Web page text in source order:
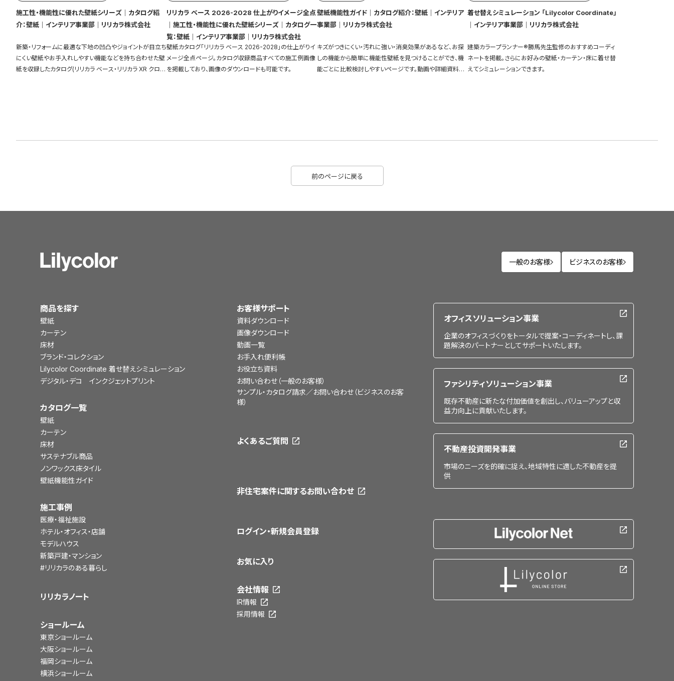
施工性・機能性に優れた壁紙シリーズ｜カタログ紹
介：壁紙｜インテリア事業部｜リリカラ株式会社
新築・リフォームに最適な下地の凹凸やジョイントが目立ち
にくい壁紙やお手入れしやすい機能などを持ち合わせた壁
紙を収録したカタログ(リリカラ ベース・リリカラ XR クロ
リリカラ ベース 2026-2028 仕上がりイメージ全点
｜施工性・機能性に優れた壁紙シリーズ｜カタログ一
覧：壁紙｜インテリア事業部｜リリカラ株式会社
壁紙カタログ「リリカラ ベース 2026-2028」の仕上がりイ
メージ全点ページ。カタログ収録商品すべての施工例画像
を掲載しており、画像のダウンロードも可能です。
壁紙機能性ガイド｜カタログ紹介：壁紙｜インテリア
事業部｜リリカラ株式会社
キズがつきにくい・汚れに強い・消臭効果があるなど、お探
しの機能から簡単に機能性壁紙を見つけることができ、機
能ごとに比較検討しやすいページです。動画や詳細資料も
着せ替えシミュレーション 「Lilycolor Coordinate」
｜インテリア事業部｜リリカラ株式会社
建築カラープランナー®勝馬先生監修のおすすめコーディ
ネートを掲載。さらにお好みの壁紙・カーテン・床に着せ替
えてシミュレーションできます。
前のページに戻る
一般のお客様 ビジネスのお客様
商品を探す
壁紙
カーテン
床材
ブランド・コレクション
Lilycolor Coordinate 着せ替えシミュレーション
デジタル・デコ インクジェットプリント
カタログ一覧
壁紙
カーテン
床材
サステナブル商品
ノンワックス床タイル
壁紙機能性ガイド
施工事例
医療・福祉施設
ホテル・オフィス・店舗
モデルハウス
新築戸建・マンション
#リリカラのある暮らし
リリカラノート
ショールーム
東京ショールーム
大阪ショールーム
福岡ショールーム
横浜ショールーム
お客様サポート
資料ダウンロード
画像ダウンロード
動画一覧
お手入れ便利帳
お役立ち資料
お問い合わせ（一般のお客様）
サンプル・カタログ請求／お問い合わせ（ビジネスのお客
様）
よくあるご質問
非住宅案件に関するお問い合わせ
ログイン・新規会員登録
お気に入り
会社情報
IR情報
採用情報
オフィスソリューション事業
企業のオフィスづくりをトータルで提案・コーディネートし、課
題解決のパートナーとしてサポートいたします。
ファシリティソリューション事業
既存不動産に新たな付加価値を創出し、バリューアップと収
益力向上に貢献いたします。
不動産投資開発事業
市場のニーズを的確に捉え、地域特性に適した不動産を提
供